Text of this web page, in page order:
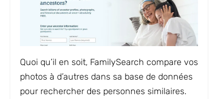
Quoi qu’il en soit, FamilySearch compare vos
photos à d’autres dans sa base de données
pour rechercher des personnes similaires.